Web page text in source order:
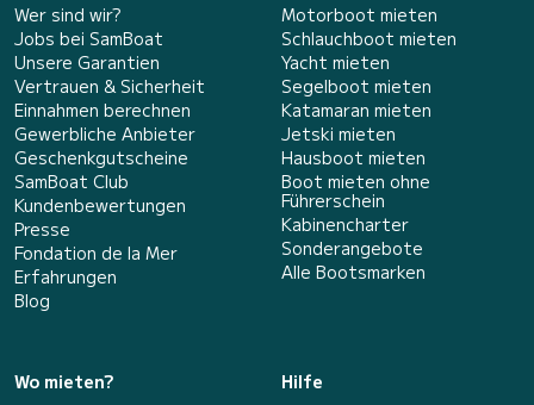
Wer sind wir?
Jobs bei SamBoat
Unsere Garantien
Vertrauen & Sicherheit
Einnahmen berechnen
Gewerbliche Anbieter
Geschenkgutscheine
SamBoat Club
Kundenbewertungen
Presse
Fondation de la Mer
Erfahrungen
Blog
Motorboot mieten
Schlauchboot mieten
Yacht mieten
Segelboot mieten
Katamaran mieten
Jetski mieten
Hausboot mieten
Boot mieten ohne
Führerschein
Kabinencharter
Sonderangebote
Alle Bootsmarken
Wo mieten?
Hilfe